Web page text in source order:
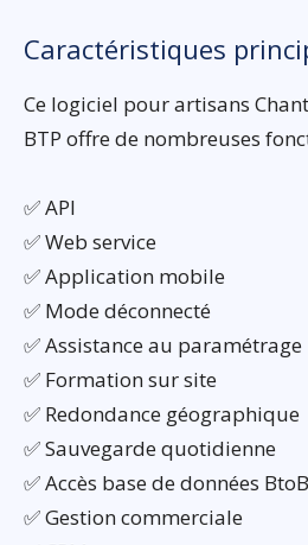
Caractéristiques
Ce logiciel pour artisans
BTP offre de nombreuses
✅ API
✅ Web service
✅ Application mobile
✅ Mode déconnecté
✅ Assistance au paramétrage
✅ Formation sur site
✅ Redondance géographique
✅ Sauvegarde quotidienne
✅ Accès base de données BtoB
✅ Gestion commerciale